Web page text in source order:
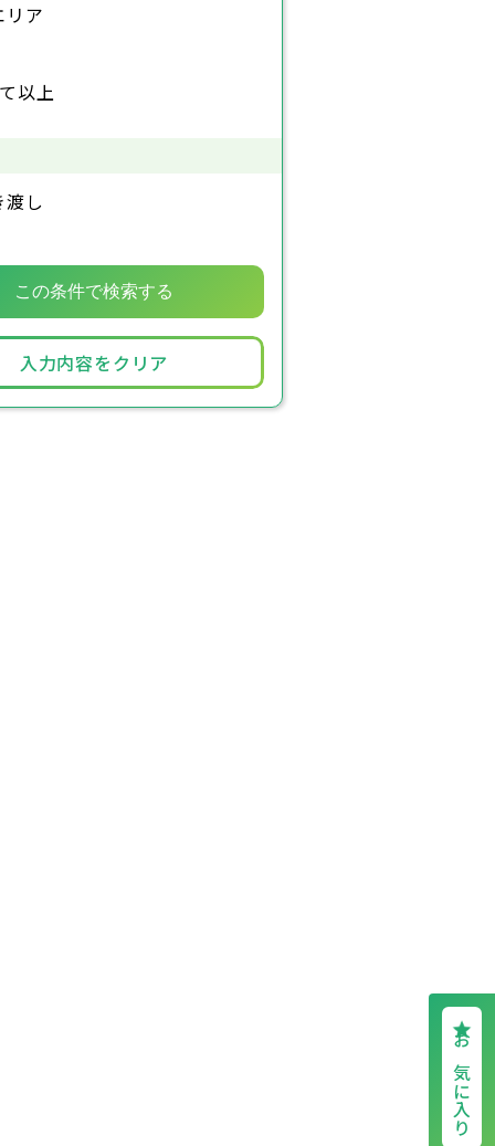
お気に入り
リア
以上
し
入力内容をクリア